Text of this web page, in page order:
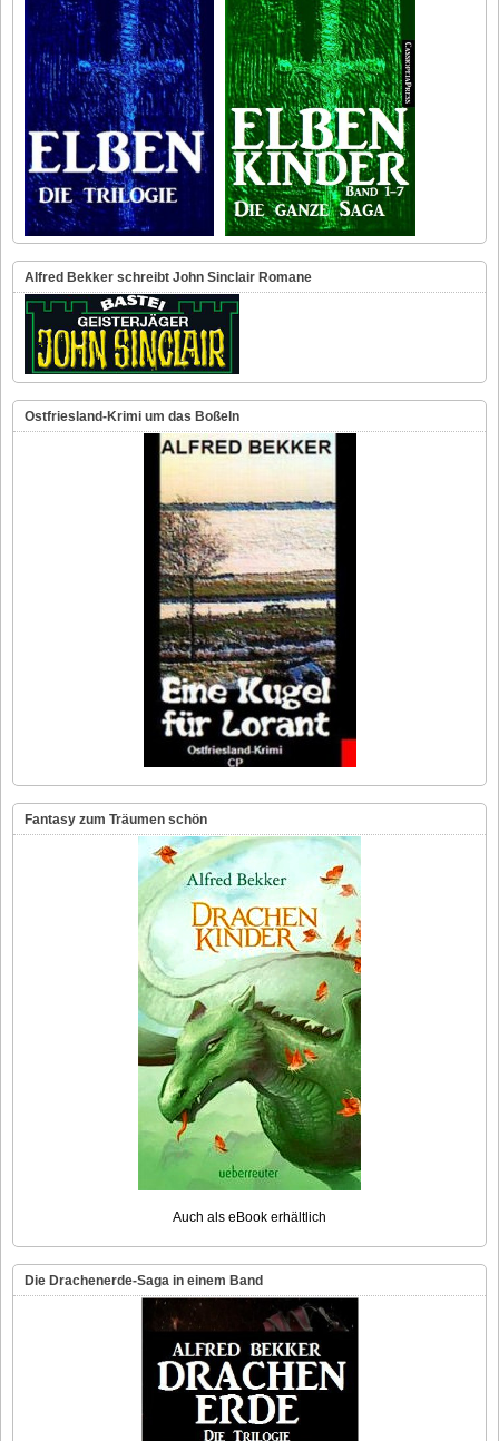
Alfred Bekker schreibt John Sinclair Romane
Ostfriesland-Krimi um das Boßeln
Fantasy zum Träumen schön
Auch als eBook erhältlich
Die Drachenerde-Saga in einem Band